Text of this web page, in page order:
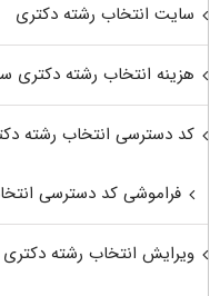
سایت انتخاب رشته دکتری
هزینه انتخاب رشته دکتری
کد دسترسی انتخاب رشته
فراموشی کد دسترسی
ویرایش انتخاب رشته دکتری